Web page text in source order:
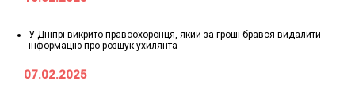
У Дніпрі викрито правоохоронця, який за гроші брався видалити
інформацію про розшук ухилянта
07.02.2025